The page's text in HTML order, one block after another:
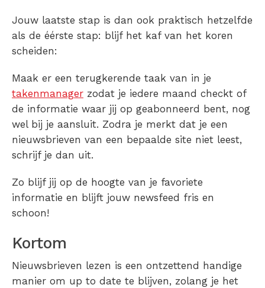
Jouw laatste stap is dan ook praktisch hetzelfde
als de éérste stap: blijf het kaf van het koren
scheiden:
Maak er een terugkerende taak van in je
takenmanager zodat je iedere maand checkt of
de informatie waar jij op geabonneerd bent, nog
wel bij je aansluit. Zodra je merkt dat je een
nieuwsbrieven van een bepaalde site niet leest,
schrijf je dan uit.
Zo blijf jij op de hoogte van je favoriete
informatie en blijft jouw newsfeed fris en
schoon!
Kortom
Nieuwsbrieven lezen is een ontzettend handige
manier om up to date te blijven, zolang je het